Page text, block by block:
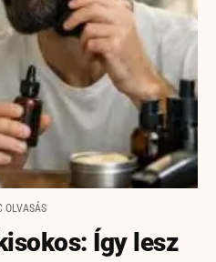
OLVASÁS
Így lesz